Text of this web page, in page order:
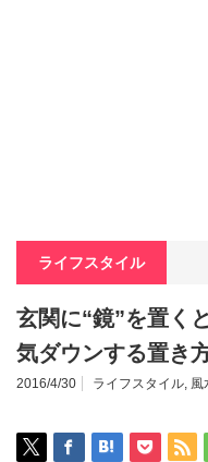
ライフスタイル
玄関に“鏡”を置く
気ダウンする置き
2016/4/30 ライフスタイル, 風